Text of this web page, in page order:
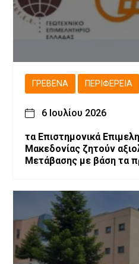
ΓΡΕΒΕΝΆ ΠΕΡΙΦΈΡΕΙΑ
6 Ιουλίου 2026
τα Επιστημονικά
Μακεδονίας ζητούν
Μετάβασης με βάση τα